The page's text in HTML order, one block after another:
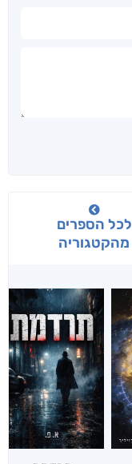
לכל הספרים
מהקטגוריה